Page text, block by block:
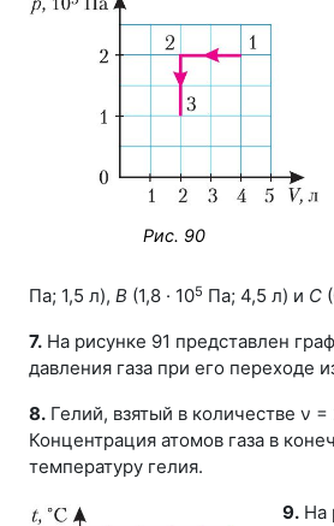
Рис. 90
Па; 1,5 л), В (1,8 · 105 Па; 4,5 л) и С
7. На рисунке 91 представлен
давления газа при его переходе
8. Гелий, взятый в количестве ν
Концентрация атомов газа в
температуру гелия.
9. На